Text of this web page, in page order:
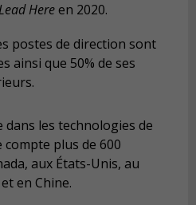
Hereen 2020.
postes de direction sont
ainsi que 50% de ses
dans les technologies de
plus de 600
aux États-Unis, au
en Chine.